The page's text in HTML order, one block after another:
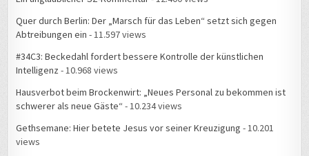
Quer durch Berlin: Der „Marsch für das Leben“ setzt sich gegen
Abtreibungen ein - 11.597 views
#34C3: Beckedahl fordert bessere Kontrolle der künstlichen
Intelligenz - 10.968 views
Hausverbot beim Brockenwirt: „Neues Personal zu bekommen ist
schwerer als neue Gäste“ - 10.234 views
Gethsemane: Hier betete Jesus vor seiner Kreuzigung - 10.201
views